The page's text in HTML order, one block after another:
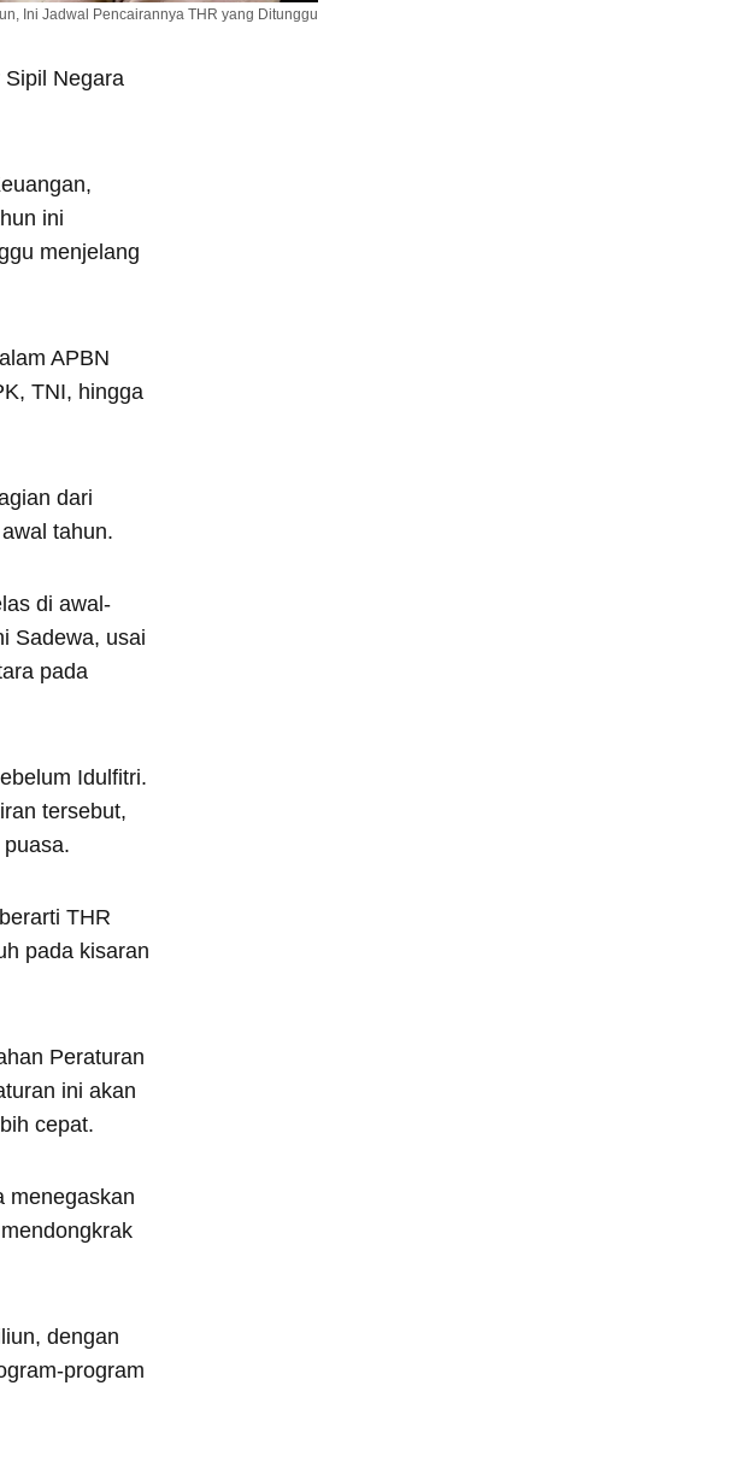
Ini Jadwal Pencairannya THR yang Ditunggu
Sipil Negara
ini
menjelang
APBN
TNI, hingga
dari
tahun.
di awal-
Sadewa, usai
pada
Idulfitri.
tersebut,
THR
pada kisaran
Peraturan
ini akan
cepat.
menegaskan
dengan
program